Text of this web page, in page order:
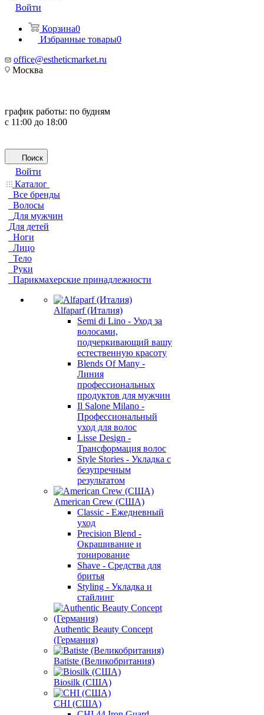
Войти
Корзина0
Избранные товары0
office@estheticmarket.ru
Москва
график работы: по будням
с 11:00 до 18:00
Поиск
Войти
Каталог
Все бренды
Волосы
Для мужчин
Для детей
Ноги
Лицо
Тело
Руки
Парикмахерские принадлежности
Alfaparf (Италия)
Semi di Lino - Уход за
волосами,
подчеркивающий вашу
естественную красоту
Blends Of Many -
Линия
профессиональных
продуктов для мужчин
Il Salone Milano -
Профессиональный
уход для волос
Lisse Design -
Трансформация волос
Style Stories - Укладка с
безупречным
результатом
American Crew (США)
Classic - Ежедневный
уход
Precision Blend -
Окрашивание и
тонирование
Shave - Средства для
бритья
Styling - Укладка и
стайлинг
Authentic Beauty Concept
(Германия)
Batiste (Великобритания)
Biosilk (США)
CHI (США)